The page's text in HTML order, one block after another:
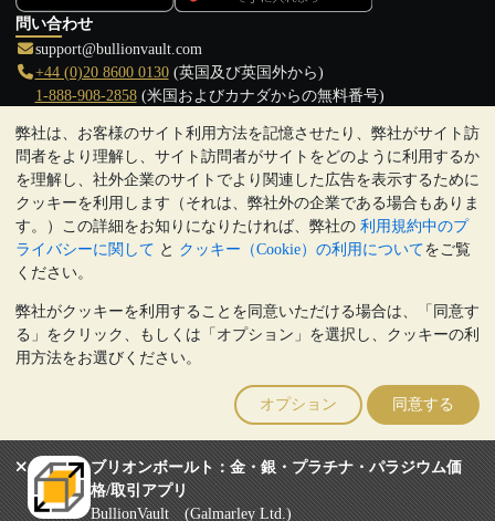
弊社は、お客様のサイト利用方法を記憶させたり、弊社がサイト訪
問者をより理解し、サイト訪問者がサイトをどのように利用するか
を理解し、社外企業のサイトでより関連した広告を表示するために
クッキーを利用します（それは、弊社外の企業である場合もありま
す。）この詳細をお知りになりたければ、弊社の 利用規約中のプ
ライバシーに関して と クッキー（Cookie）の利用についてをご覧
ください。
弊社がクッキーを利用することを同意いただける場合は、「同意す
る」をクリック、もしくは「オプション」を選択し、クッキーの利
用方法をお選びください。
オプション 同意する
ブリオンボールト：金・銀・プラチナ・パラジウム価
格/取引アプリ
BullionVault (Galmarley Ltd.)
問い合わせ
support@bullionvault.com
+44 (0)20 8600 0130(英国及び英国外から)
1-888-908-2858(米国およびカナダからの無料番号)
クリックして通話を開始
営業時間:
9:00～20:30 (英国), 月曜日から金曜日
17:00～2:30（日本時間）, 月曜日から金曜日
Galmarley Ltd T/A BullionVault
3 Shortlands (7th Floor)
London
W6 8DA
United Kingdom
貴金属の価値は下落することもあれば上昇することもありま
す。過去の傾向は、将来の価格の動きを保証するものではありませ
ん。BullionVaultのウェブサイト上、もしくはBullionVaultとのコミ
ュニケーション上のいかなる内容も、投資に関する助言ではありま
せん。顧客は、金及び銀地金を所有することが適切かどうかを判断
するために、専門家の助言を求めることをお勧めします。